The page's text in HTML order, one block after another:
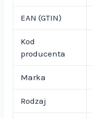
EAN (GTIN)
Kod
producenta
Marka
Rodzaj